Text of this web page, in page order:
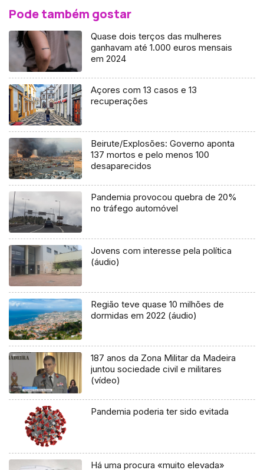
Pode também gostar
Quase dois terços das mulheres
ganhavam até 1.000 euros mensais
em 2024
Açores com 13 casos e 13
recuperações
Beirute/Explosões: Governo aponta
137 mortos e pelo menos 100
desaparecidos
Pandemia provocou quebra de 20%
no tráfego automóvel
Jovens com interesse pela política
(áudio)
Região teve quase 10 milhões de
dormidas em 2022 (áudio)
187 anos da Zona Militar da Madeira
juntou sociedade civil e militares
(vídeo)
Pandemia poderia ter sido evitada
Há uma procura «muito elevada»